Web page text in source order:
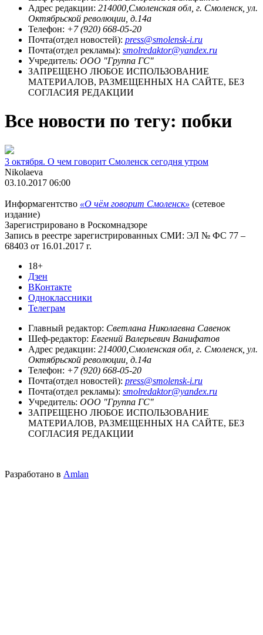
Адрес редакции: 214000,Смоленская обл, г. Смоленск, ул.
Октябрьской революции, д.14а
Телефон: +7 (920) 668-05-20
Почта(отдел новостей): press@smolensk-i.ru
Почта(отдел рекламы): smolredaktor@yandex.ru
Учредитель: ООО "Группа ГС"
ЗАПРЕЩЕНО ЛЮБОЕ ИСПОЛЬЗОВАНИЕ
МАТЕРИАЛОВ, РАЗМЕЩЕННЫХ НА САЙТЕ, БЕЗ
СОГЛАСИЯ РЕДАКЦИИ
Все новости по тегу: побки
3 октября. О чем говорит Смоленск сегодня утром
Nikolaeva
03.10.2017 06:00
Информагентство «О чём говорит Смоленск» (сетевое
издание)
Зарегистрировано в Роскомнадзоре
Запись в реестре зарегистрированных СМИ: ЭЛ № ФС 77 –
68403 от 16.01.2017 г.
18+
Дзен
ВКонтакте
Одноклассники
Телеграм
Главный редактор: Светлана Николаевна Савенок
Шеф-редактор: Евгений Валерьевич Ванифатов
Адрес редакции: 214000,Смоленская обл, г. Смоленск, ул.
Октябрьской революции, д.14а
Телефон: +7 (920) 668-05-20
Почта(отдел новостей): press@smolensk-i.ru
Почта(отдел рекламы): smolredaktor@yandex.ru
Учредитель: ООО "Группа ГС"
ЗАПРЕЩЕНО ЛЮБОЕ ИСПОЛЬЗОВАНИЕ
МАТЕРИАЛОВ, РАЗМЕЩЕННЫХ НА САЙТЕ, БЕЗ
СОГЛАСИЯ РЕДАКЦИИ
Разработано в Amlan